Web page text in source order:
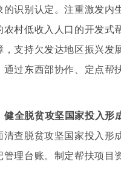
的识别认定。注重激发内
农村低收入人口的开发式
，支持欠发达地区振兴发
通过东西部协作、定点帮
健全脱贫攻坚国家投入形
清查脱贫攻坚国家投入形
管理台账。制定帮扶项目